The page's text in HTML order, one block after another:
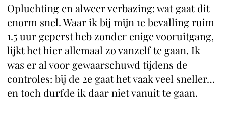
Opluchting en alweer verbazing: wat gaat dit
enorm snel. Waar ik bij mijn 1e bevalling ruim
1.5 uur geperst heb zonder enige vooruitgang,
lijkt het hier allemaal zo vanzelf te gaan. Ik
was er al voor gewaarschuwd tijdens de
controles: bij de 2e gaat het vaak veel sneller…
en toch durfde ik daar niet vanuit te gaan.